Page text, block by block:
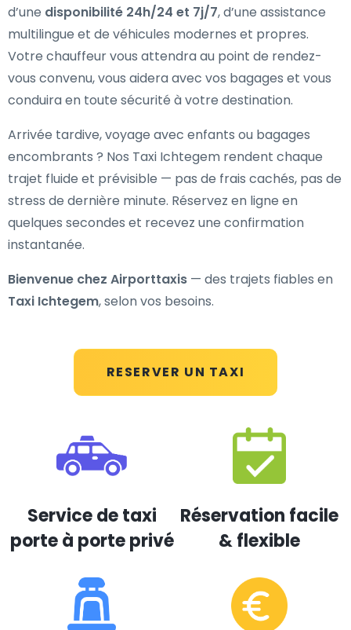
RESERVER UN TAXI
d’une disponibilité 24h/24 et 7j/7, d’une assistance
multilingue et de véhicules modernes et propres.
Votre chauffeur vous attendra au point de rendez-
vous convenu, vous aidera avec vos bagages et vous
conduira en toute sécurité à votre destination.
Arrivée tardive, voyage avec enfants ou bagages
encombrants ? Nos Taxi Ichtegem rendent chaque
trajet fluide et prévisible — pas de frais cachés, pas de
stress de dernière minute. Réservez en ligne en
quelques secondes et recevez une confirmation
instantanée.
Bienvenue chez Airporttaxis — des trajets fiables en
Taxi Ichtegem, selon vos besoins.
Service de taxi
porte à porte privé
Réservation facile
& flexible